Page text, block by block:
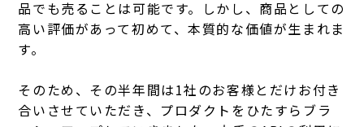
品でも売ることは可能です。しかし、商品としての
高い評価があって初めて、本質的な価値が生まれま
す。
そのため、その半年間は1社のお客様とだけお付き
合いさせていただき、プロダクトをひたすらブラ